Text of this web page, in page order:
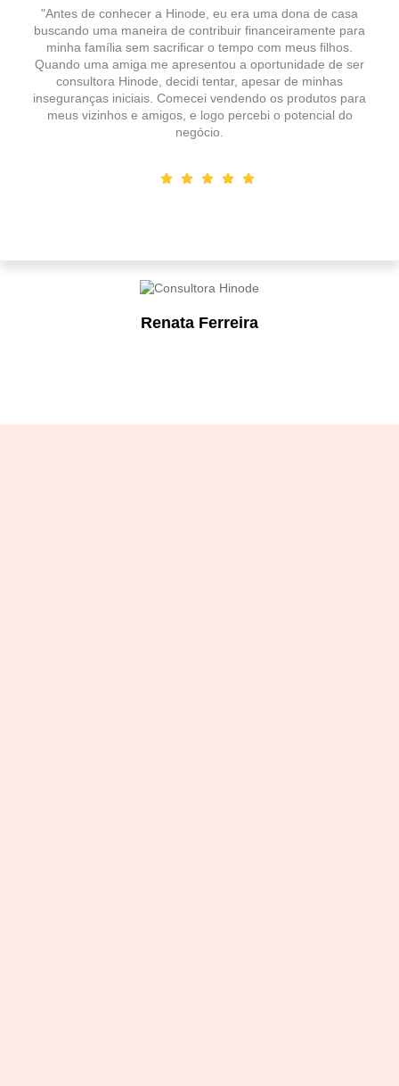
Renata Ferreira
"Antes de conhecer a Hinode, eu era uma dona de casa
buscando uma maneira de contribuir financeiramente para
minha família sem sacrificar o tempo com meus filhos.
Quando uma amiga me apresentou a oportunidade de ser
consultora Hinode, decidi tentar, apesar de minhas
inseguranças iniciais. Comecei vendendo os produtos para
meus vizinhos e amigos, e logo percebi o potencial do
negócio.